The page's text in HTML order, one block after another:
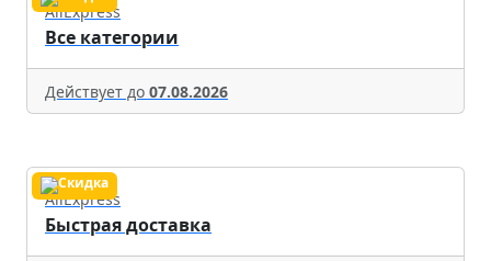
AliExpress
Все категории
Действует до 07.08.2026
AliExpress
Быстрая доставка